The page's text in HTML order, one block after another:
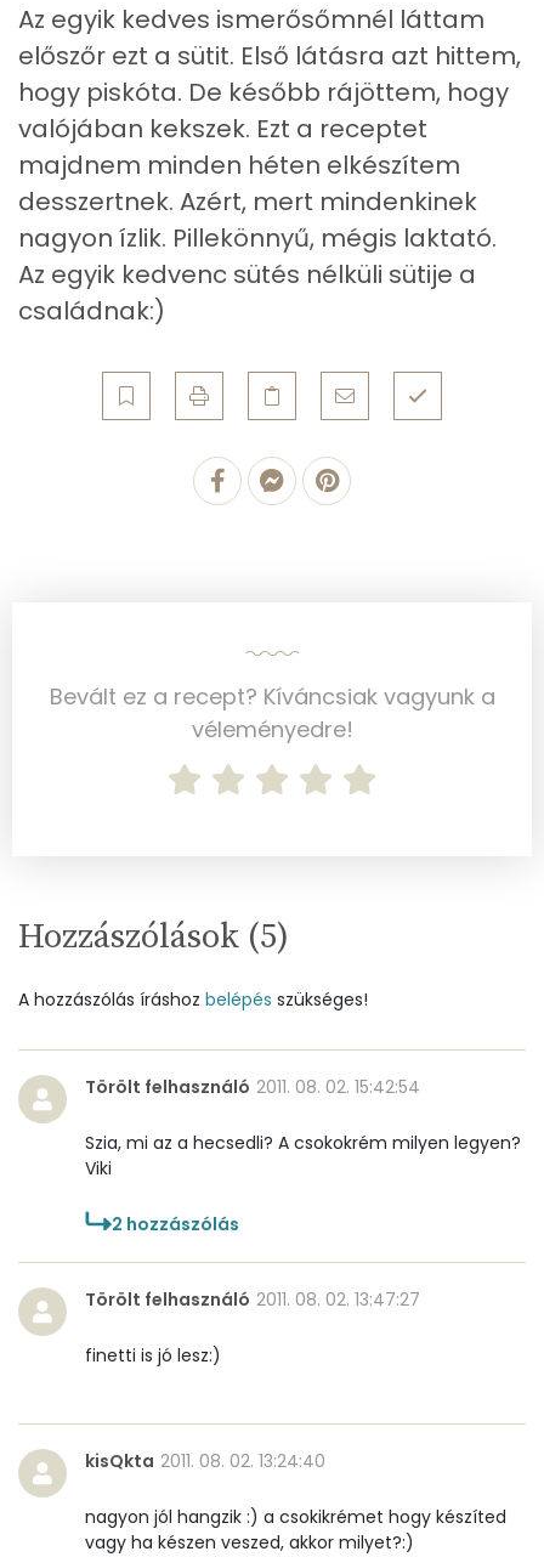
Összesen
13.3 g
Telített zsírsav
7 g
Egyszeresen telítetlen zsírsav:
Többszörösen telítetlen zsírsav
0 g
Koleszterin
30 mg
Ásványi anyagok
Összesen
326.2 g
Foszfor
69 mg
Szénhidrát
Összesen
Vitaminok
B12 Vitamin:
0 micro
Az egyik kedves ismerősőmnél láttam
előszőr ezt a sütit. Első látásra azt hittem,
hogy piskóta. De később rájöttem, hogy
valójában kekszek. Ezt a receptet
majdnem minden héten elkészítem
desszertnek. Azért, mert mindenkinek
nagyon ízlik. Pillekönnyű, mégis laktató.
Az egyik kedvenc sütés nélküli sütije a
családnak:)
Bevált ez a recept? Kíváncsiak vagyunk a
véleményedre!
Hozzászólások (5)
A hozzászólás íráshoz belépés szükséges!
Törölt felhasználó 2011. 08. 02. 15:42:54
Szia, mi az a hecsedli? A csokokrém milyen legyen?
Viki
2 hozzászólás
Törölt felhasználó 2011. 08. 02. 13:47:27
finetti is jó lesz:)
kisQkta 2011. 08. 02. 13:24:40
nagyon jól hangzik :) a csokikrémet hogy készíted
vagy ha készen veszed, akkor milyet?:)